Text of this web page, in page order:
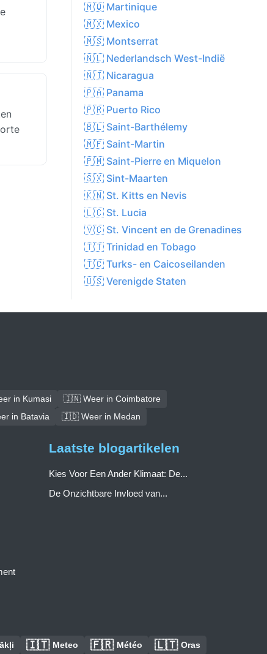
🇲🇶 Martinique
🇲🇽 Mexico
🇲🇸 Montserrat
🇳🇱 Nederlandsch West-Indië
🇳🇮 Nicaragua
🇵🇦 Panama
🇵🇷 Puerto Rico
🇧🇱 Saint-Barthélemy
🇲🇫 Saint-Martin
🇵🇲 Saint-Pierre en Miquelon
🇸🇽 Sint-Maarten
🇰🇳 St. Kitts en Nevis
🇱🇨 St. Lucia
🇻🇨 St. Vincent en de Grenadines
🇹🇹 Trinidad en Tobago
🇹🇨 Turks- en Caicoseilanden
🇺🇸 Verenigde Staten
in Kumasi
🇮🇳 Weer in Coimbatore
in Batavia 🇮🇩 Weer in Medan
Laatste blogartikelen
Kies Voor Een Ander Klimaat: De...
De Onzichtbare Invloed van...
🇮🇹 Meteo 🇫🇷 Météo 🇱🇹 Oras